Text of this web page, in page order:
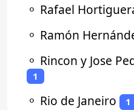
⚬ Rafael
⚬ Ramón
⚬ Rincon y Jose
1
⚬ Rio de Janeiro 1